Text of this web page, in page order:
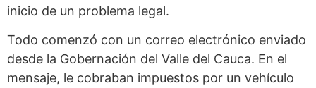
inicio de un problema legal.
Todo comenzó con un correo electrónico enviado
desde la Gobernación del Valle del Cauca. En el
mensaje, le cobraban impuestos por un vehículo